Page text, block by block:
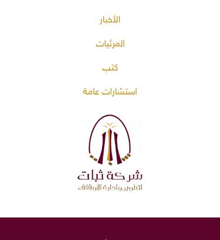
الأخبار
المرئيات
كتب
استشارات عامة